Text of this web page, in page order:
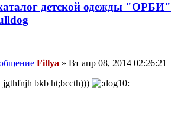
детской одежды "ОРБИ"
Fillya » Вт апр 08, 2014 02:26:21
bkb ht;bccth)))